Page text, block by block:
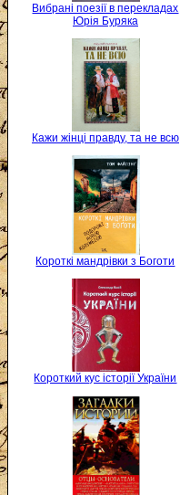
Вибрані поезії в перекладах
Юрія Буряка
Кажи жінці правду, та не всю
Короткі мандрівки з Боготи
Короткий кус історії України